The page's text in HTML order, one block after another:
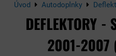
Úvod Autodoplnky
DEFLEKTORY -
2001-2007